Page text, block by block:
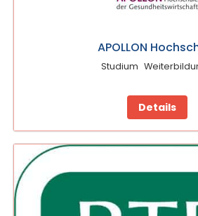
APOLLON
Studium
Details